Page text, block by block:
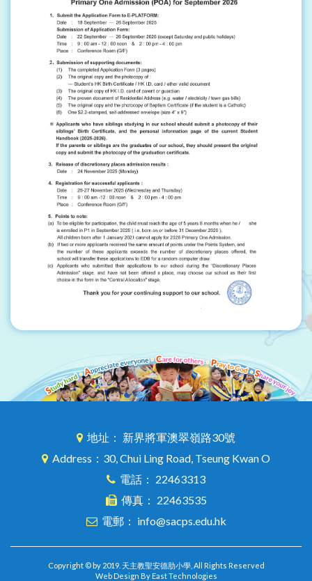
地址： 新界將軍澳翠嶺路30號
Address：30, Chui Ling Road, Tseung Kwan O
電話： 22463313
傳真： 22463535
電郵： info@sacps.edu.hk
Copyright © by 2019. 天主教聖安德肋小學, All Rights Reserved
Web Design By East Technologies